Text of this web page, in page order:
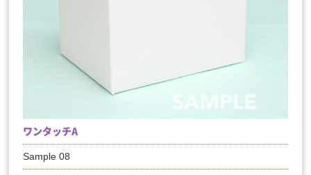
ワンタッチA
Sample 08